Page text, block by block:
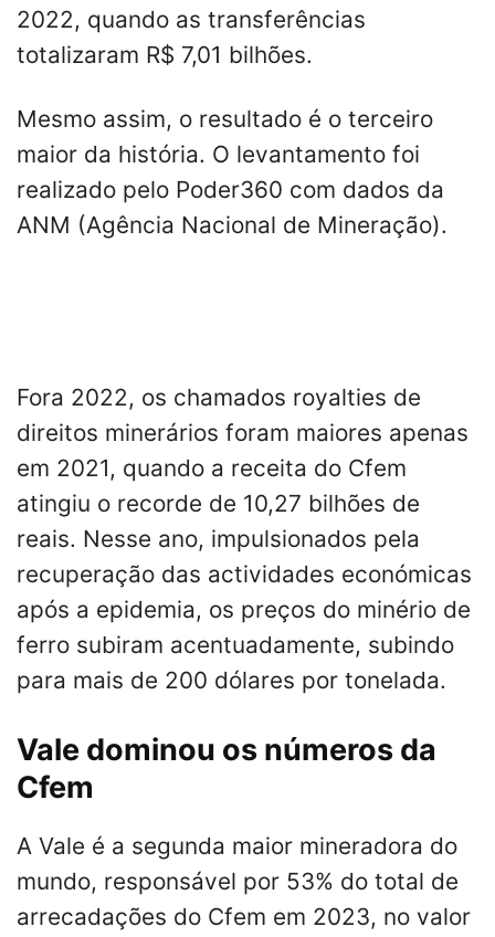
2022, quando as transferências
totalizaram R$ 7,01 bilhões.
Mesmo assim, o resultado é o terceiro
maior da história. O levantamento foi
realizado pelo Poder360 com dados da
ANM (Agência Nacional de Mineração).
Fora 2022, os chamados royalties de
direitos minerários foram maiores apenas
em 2021, quando a receita do Cfem
atingiu o recorde de 10,27 bilhões de
reais. Nesse ano, impulsionados pela
recuperação das actividades económicas
após a epidemia, os preços do minério de
ferro subiram acentuadamente, subindo
para mais de 200 dólares por tonelada.
Vale dominou os números da
Cfem
A Vale é a segunda maior mineradora do
mundo, responsável por 53% do total de
arrecadações do Cfem em 2023, no valor